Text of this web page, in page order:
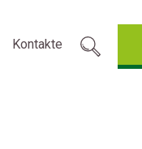
Kontakte